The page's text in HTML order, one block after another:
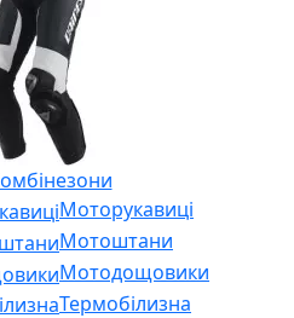
Моторукавиці
Мотоштани
Мотодощовики
Термобілизна